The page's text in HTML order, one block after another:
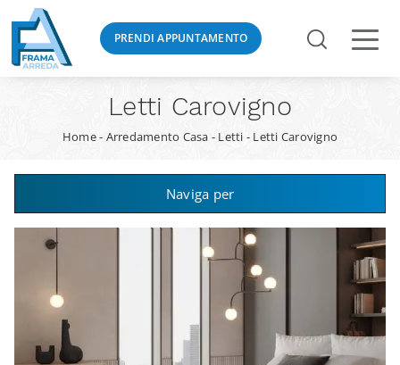
PRENDI APPUNTAMENTO
Letti Carovigno
Home- Arredamento Casa - Letti - Letti Carovigno
Naviga per